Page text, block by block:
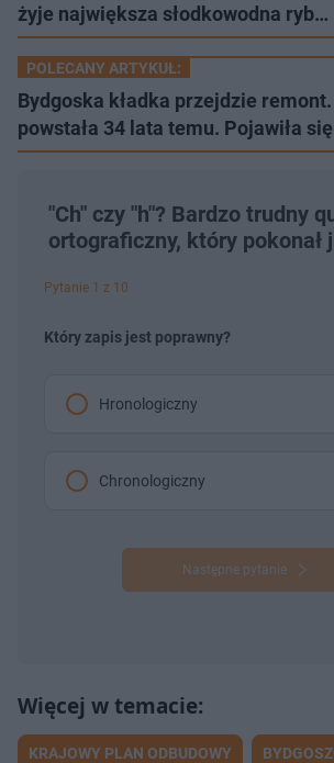
żyje największa słodkowodna ryb…
POLECANY ARTYKUŁ:
Bydgoska kładka przejdzie
powstała 34 lata temu. Pojawiła
"Ch" czy "h"? Bardzo trudny
ortograficzny, który pokonał
Pytanie 1 z 10
Który zapis jest poprawny?
Hronologiczny
Chronologiczny
Następne pytanie
KRAJOWY PLAN ODBUDOWY